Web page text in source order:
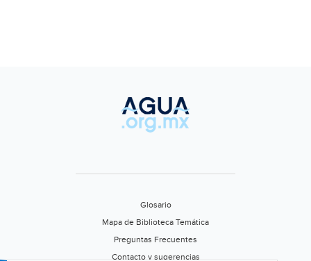
Glosario
Mapa de Biblioteca Temática
Preguntas Frecuentes
Contacto y sugerencias